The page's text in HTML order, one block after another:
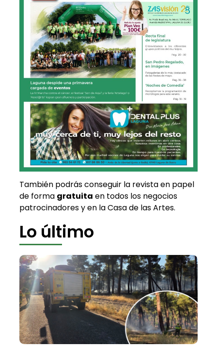
También podrás conseguir la revista en papel
de forma gratuita en todos los negocios
patrocinadores y en la Casa de las Artes.
Lo último